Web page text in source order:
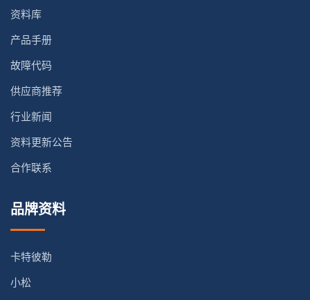
资料库
产品手册
故障代码
供应商推荐
行业新闻
资料更新公告
合作联系
品牌资料
卡特彼勒
小松